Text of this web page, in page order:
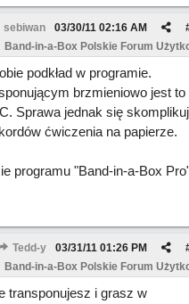
sebiwan 03/30/11 02:16 AM
Band-in-a-Box Polskie Forum
podkład w programie.
brzmieniowo jest to
Sprawa jednak się
ćwiczenia na papierze.
programu "Band-in-a-Box
Tedd-y 03/31/11 01:26 PM
Band-in-a-Box Polskie Forum
transponujesz i grasz w